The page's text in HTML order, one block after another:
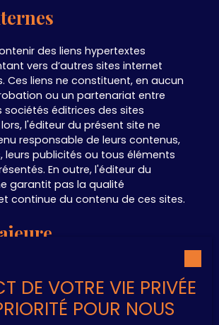
des liens hypertextes
vers d’autres sites internet
Ces liens ne constituent, en aucun
ou un partenariat entre
sociétés éditrices des sites
l'éditeur du présent site ne
responsable de leurs contenus,
leurs publicités ou tous éléments
En outre, l'éditeur du
garantit pas la qualité
continue du contenu de ces sites.
de l'éditeur du site ne pourra être
de force majeure ou de faits
sa volonté.
DE VOTRE VIE PRIVÉE
POUR NOUS